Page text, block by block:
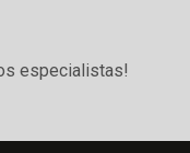
especialistas!